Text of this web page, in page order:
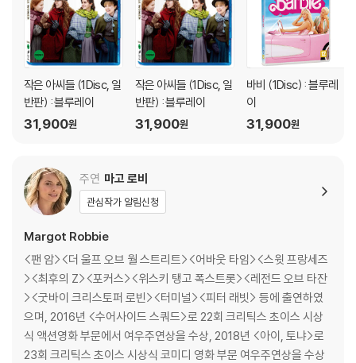
1) 불량으로 인한 교환/반품 요청 시에는 불량 확인을 위해 개봉 시의 동영
상을 요청할 수 있으며, 동영상이 없는 경우 교환/반품이 제한될 수 있습니
관련 사진과 동영상 및 재생 기기 모델명을 첨부하여 첨부하여 고객센터에
문의 바랍니다.
2) 사양 오인지, 오 구매, 변심 사유로의 반품은 제품 개봉 전에만 운임비
부담 후 처리 가능합니다.
이동 과정에서의 손상이 발생하면, 재 판매가 어려우므로 신중한 구매 선
택을 부탁드립니다.
4) 한정판 상품의 변심, 오구매로 인한 반품은 회송된 상품의 상태 확인 후
진행이 가능합니다. 택배 이동 중 파손이 발생하지 않도록 완충 포장을 부
- Welcome to Barbie Land (12:01)
- Playing Dress-Up: An Extended Look at the Costumes of Ba
rbie (7:27)
*블루레이*
- It’s a Weird World (5:03)
- All-Star Barbie Party (4:57)
- Becoming Barbie (6:29)
- Welcome to Barbie Land (12:01)
- Playing Dress-Up: An Extended Look at the Costumes of Ba
rbie (7:27)
작은 아씨들 (1Disc, 일
반판) : 블루레이
31,900원
작은 아씨들 (1Disc, 일
반판) : 블루레이
31,900원
바비 (1Disc) : 블루레
이
31,900원
주연 마고 로비
관심작가 알림신청
Margot Robbie
<팬 암><더 울프 오브 월 스트리트><어바웃 타임><스윗 프랑세즈
><최후의 Z><포커스><위스키 탱고 폭스트롯><레전드 오브 타잔
><굿바이 크리스토퍼 로빈><터미널><피터 래빗> 등에 출연하였
으며, 2016년 <수어사이드 스쿼드>로 22회 크리틱스 초이스 시상
식 액션영화 부문에서 여우주연상을 수상, 2018년 <아이, 토냐>로
23회 크리틱스 초이스 시상식 코미디 영화 부문 여우주연상을 수상